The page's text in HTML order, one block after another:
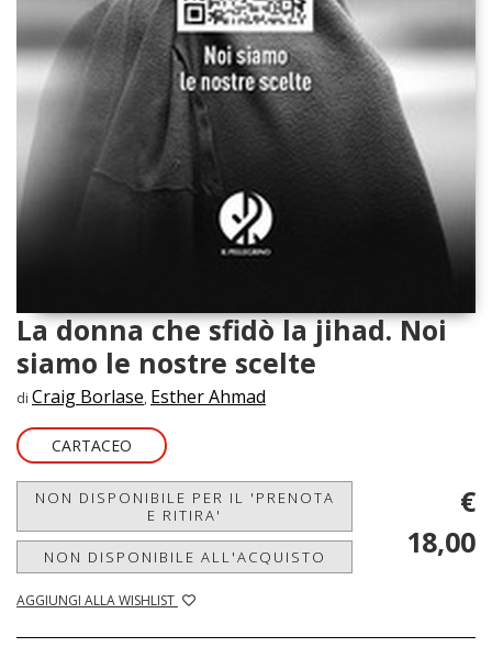
La donna che sfidò la jihad. Noi
siamo le nostre scelte
di Craig Borlase, Esther Ahmad
CARTACEO
NON DISPONIBILE PER IL 'PRENOTA
E RITIRA'
NON DISPONIBILE ALL'ACQUISTO
AGGIUNGI ALLA WISHLIST
€
18,00